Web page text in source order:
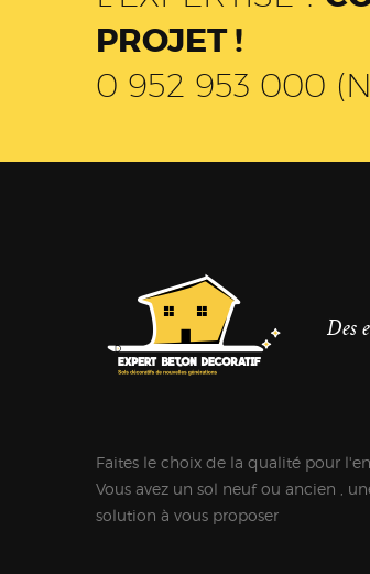
PROJET !
0 952 953 000
Des
Faites le choix de la qualité pour
Vous avez un sol neuf ou ancien ,
solution à vous proposer